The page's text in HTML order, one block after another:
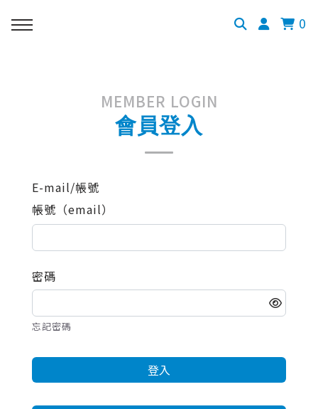
0
MEMBER LOGIN
會員登入
E-mail/帳號
帳號（email）
密碼
忘記密碼
登入